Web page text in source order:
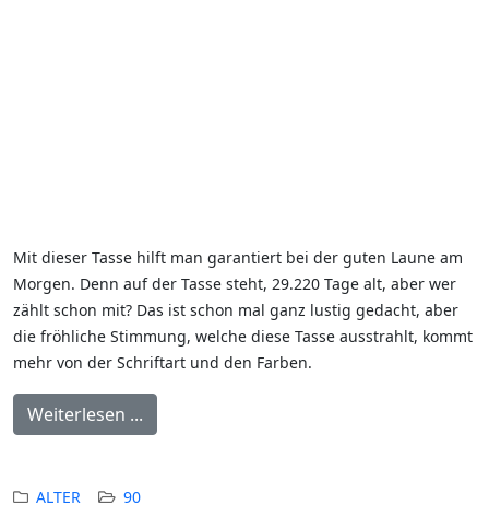
Mit dieser Tasse hilft man garantiert bei der guten Laune am
Morgen. Denn auf der Tasse steht, 29.220 Tage alt, aber wer
zählt schon mit? Das ist schon mal ganz lustig gedacht, aber
die fröhliche Stimmung, welche diese Tasse ausstrahlt, kommt
mehr von der Schriftart und den Farben.
Weiterlesen ...
ALTER 90